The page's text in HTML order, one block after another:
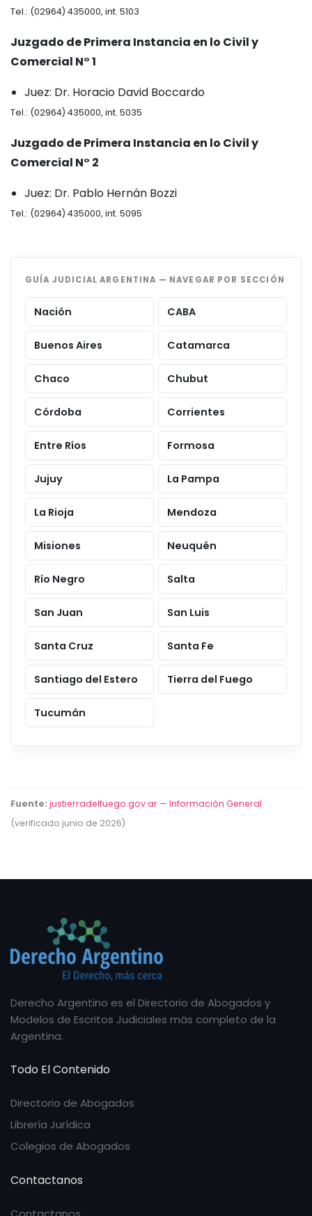
Tel.: (02964) 435000, int. 5103
Juzgado de Primera Instancia en lo Civil y
Comercial N° 1
Juez: Dr. Horacio David Boccardo
Tel.: (02964) 435000, int. 5035
Juzgado de Primera Instancia en lo Civil y
Comercial N° 2
Juez: Dr. Pablo Hernán Bozzi
Tel.: (02964) 435000, int. 5095
GUÍA JUDICIAL ARGENTINA — NAVEGAR POR SECCIÓN
Nación CABA
Buenos Aires Catamarca
Chaco Chubut
Córdoba Corrientes
Entre Ríos Formosa
Jujuy La Pampa
La Rioja Mendoza
Misiones Neuquén
Río Negro Salta
San Juan San Luis
Santa Cruz Santa Fe
Santiago del Estero Tierra del Fuego
Tucumán
Fuente: justierradelfuego.gov.ar — Información General
(verificado junio de 2026).
Derecho Argentino es el Directorio de Abogados y
Modelos de Escritos Judiciales más completo de la
Argentina.
Todo El Contenido
Directorio de Abogados
Librería Jurídica
Colegios de Abogados
Contactanos